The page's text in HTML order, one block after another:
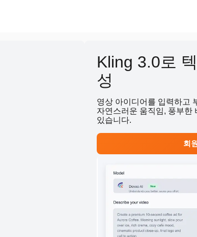
Kling 3.0로
성
영상 아이디어를 입력하고
자연스러운 움직임, 풍부한
있습니다.
회